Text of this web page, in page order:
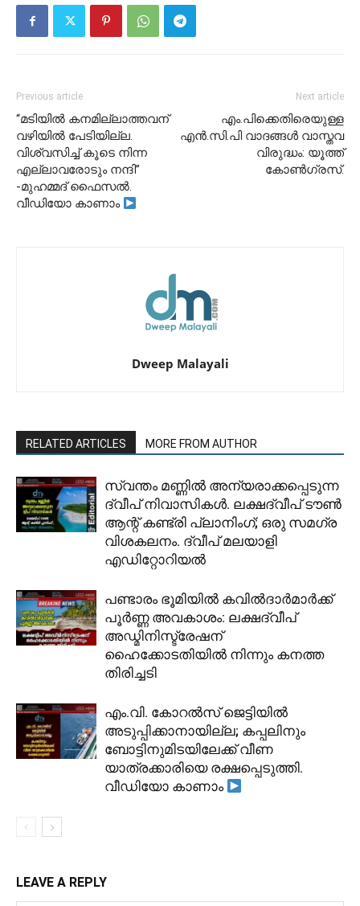
Previous article
“മടിയിൽ കനമില്ലാത്തവന്
വഴിയിൽ പേടിയില്ല.
വിശ്വസിച്ച് കൂടെ നിന്ന
എല്ലാവരോടും നന്ദി”
-മുഹമ്മദ് ഫൈസൽ.
വീഡിയോ കാണാം
Next article
എം.പിക്കെതിരെയുള്ള
എൻ.സി.പി വാദങ്ങൾ വാസ്തവ
വിരുദ്ധം: യൂത്ത്
കോൺഗ്രസ്.
Dweep Malayali
RELATED ARTICLES MORE FROM AUTHOR
സ്വന്തം മണ്ണിൽ അന്യരാക്കപ്പെടുന്ന
ദ്വീപ് നിവാസികൾ. ലക്ഷദ്വീപ് ടൗൺ
ആന്റ് കണ്ട്രി പ്ലാനിംഗ്; ഒരു സമഗ്ര
വിശകലനം. ദ്വീപ് മലയാളി
എഡിറ്റോറിയൽ
പണ്ടാരം ഭൂമിയിൽ കവിൽദാർമാർക്ക്
പൂർണ്ണ അവകാശം: ലക്ഷദ്വീപ്
അഡ്മിനിസ്ട്രേഷന്
ഹൈക്കോടതിയിൽ നിന്നും കനത്ത
തിരിച്ചടി
​എം.വി. കോറൽസ് ജെട്ടിയിൽ
അടുപ്പിക്കാനായില്ല; കപ്പലിനും
ബോട്ടിനുമിടയിലേക്ക് വീണ
യാത്രക്കാരിയെ രക്ഷപ്പെടുത്തി.
വീഡിയോ കാണാം
LEAVE A REPLY